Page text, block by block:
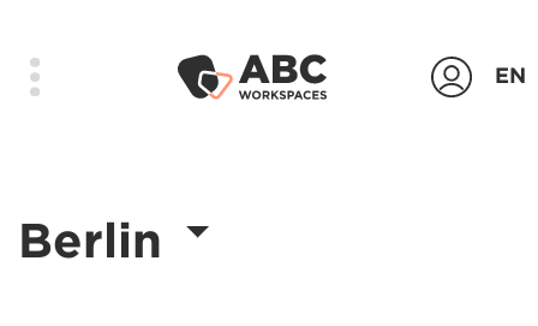
EN
Standorte
Berlin